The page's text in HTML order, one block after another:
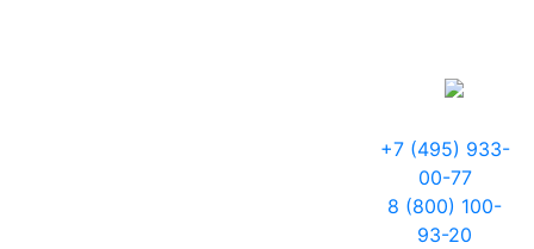
+7 (495) 933-
00-77
8 (800) 100-
93-20